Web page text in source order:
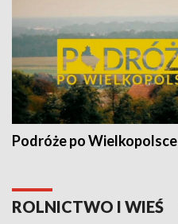
Podróże po Wielkopolsce
ROLNICTWO I WIEŚ